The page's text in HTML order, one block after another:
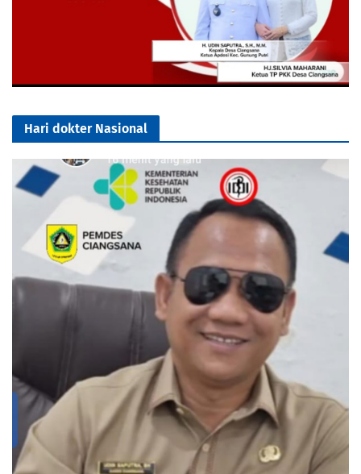
Hari dokter Nasional